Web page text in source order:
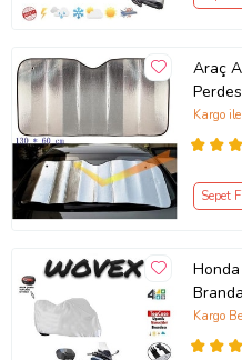
Araç
Kargo
Sepet
Kargo